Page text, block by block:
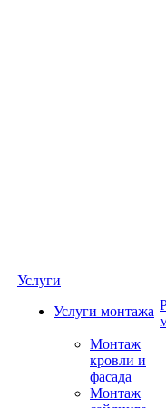
Услуги
Услуги монтажа
Монтаж
кровли и
фасада
Монтаж